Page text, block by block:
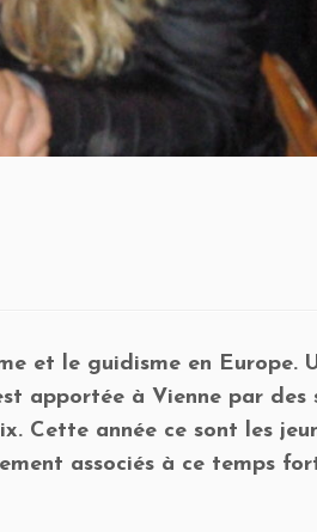
et le guidisme en Europe.
apportée à Vienne par des
Cette année ce sont les
associés à ce temps